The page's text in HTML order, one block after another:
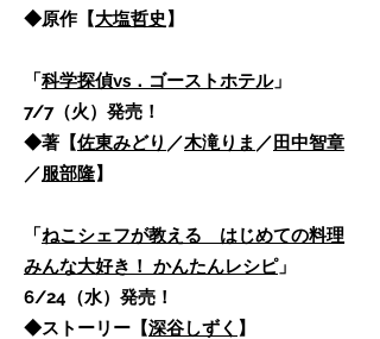
◆原作【大塩哲史】
「科学探偵vs．ゴーストホテル」
7/7（火）発売！
◆著【佐東みどり ／木滝りま ／ 田中智章
／服部隆】
「ねこシェフが教える はじめての料理
みんな大好き！ かんたんレシピ」
6/24（水）発売！
◆ストーリー【深谷しずく 】